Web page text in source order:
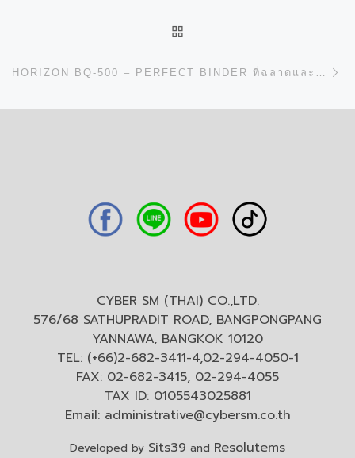
CYBER SM (THAI) CO.,LTD.
576/68 SATHUPRADIT ROAD, BANGPONGPANG
YANNAWA, BANGKOK 10120
TEL: (+66)2-682-3411-4,02-294-4050-1
FAX: 02-682-3415, 02-294-4055
TAX ID: 0105543025881
Email: administrative@cybersm.co.th
Developed by Sits39 and Resolutems